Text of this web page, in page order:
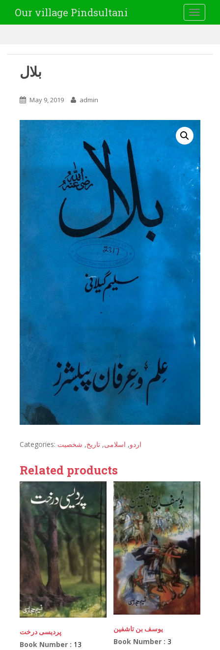
Our village Pindsultani
بلال
May 9, 2019 admin
Categories: اردو, اسلامی, تاریخ, شخصیت
Related products
پردیسی درخت
Book Number : 13
یوسف بن تاشفین
Book Number :3